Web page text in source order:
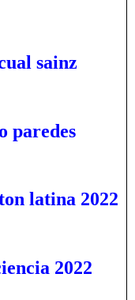
sainz
paredes
latina 2022
2022